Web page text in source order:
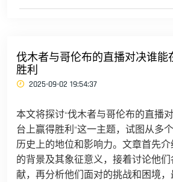
伐木者与哥伦布的直播对决谁能
胜利
2025-09-02 19:54:37
本文将探讨“伐木者与哥伦布的直播
台上赢得胜利”这一主题，试图从多
历史上的地位和影响力。文章首先
的背景及其象征意义，接着讨论他
献，再分析他们面对的挑战和困境